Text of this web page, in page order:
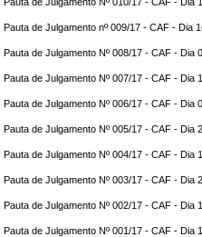
Pauta de Julgamento nº 009/17 - CAF - Dia
Pauta de Julgamento Nº 008/17 - CAF - Dia
Pauta de Julgamento Nº 007/17 - CAF - Dia
Pauta de Julgamento Nº 006/17 - CAF - Dia
Pauta de Julgamento Nº 005/17 - CAF - Dia
Pauta de Julgamento Nº 004/17 - CAF - Dia
Pauta de Julgamento Nº 003/17 - CAF - Dia
Pauta de Julgamento Nº 002/17 - CAF - Dia
Pauta de Julgamento Nº 001/17 - CAF - Dia